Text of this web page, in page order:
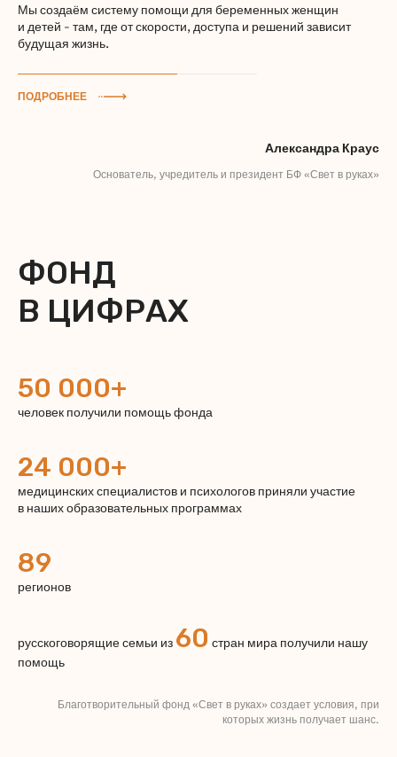
Мы создаём систему помощи для беременных женщин
и детей - там, где от скорости, доступа и решений зависит
будущая жизнь.
ПОДРОБНЕЕ
Александра Краус
Основатель, учредитель и президент БФ «Свет в руках»
ФОНД
В ЦИФРАХ
50 000+
человек получили помощь фонда
24 000+
медицинских специалистов и психологов приняли участие
в наших образовательных программах
89
регионов
русскоговорящие семьи из 60 стран мира получили нашу
помощь
Благотворительный фонд «Свет в руках» создает условия, при
которых жизнь получает шанс.